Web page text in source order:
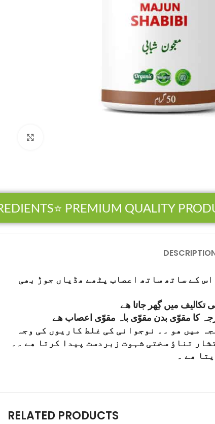
⭐ PREMIUM QUALITY
کے ساتھ ساتھ اعصاب پٹھے ھڈیاں جوڑ بھی
میں گِھر جاتا ھے
کا مقوّی بدن مقوّی باہ مقوّی اعصاب ھے
میں ھو ۔۔ نوجوانی کی غلط کاریوں کی وجہ
تناٶ سختی شہوت زبردست پیدا کرتا ھے ۔۔
ھے ۔
RELATED PRODUCTS
WhatsApp